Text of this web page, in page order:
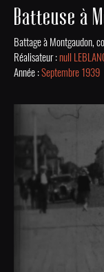
Batteuse à
Battage à Montgaudon,
Réalisateur :null
Année :Septembre 1939